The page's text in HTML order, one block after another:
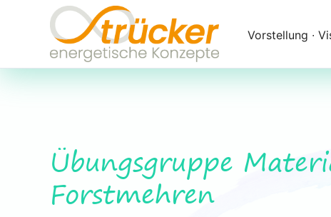
überspringen
Vorstellung ∙
Übungsgruppe
Forstmehren